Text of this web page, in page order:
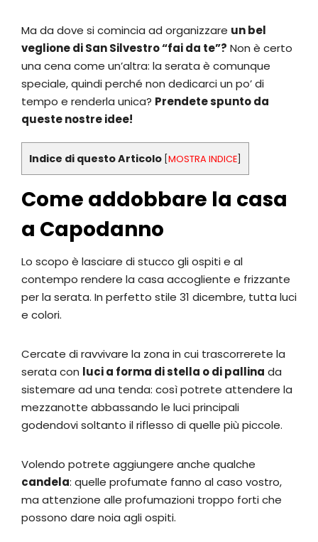
Ma da dove si comincia ad organizzare un bel
veglione di San Silvestro “fai da te”? Non è certo
una cena come un’altra: la serata è comunque
speciale, quindi perché non dedicarci un po’ di
tempo e renderla unica? Prendete spunto da
queste nostre idee!
Indice di questo Articolo MOSTRA INDICE
Come addobbare la casa
a Capodanno
Lo scopo è lasciare di stucco gli ospiti e al
contempo rendere la casa accogliente e frizzante
per la serata. In perfetto stile 31 dicembre, tutta luci
e colori.
Cercate di ravvivare la zona in cui trascorrerete la
serata con luci a forma di stella o di pallina da
sistemare ad una tenda: così potrete attendere la
mezzanotte abbassando le luci principali
godendovi soltanto il riflesso di quelle più piccole.
Volendo potrete aggiungere anche qualche
candela: quelle profumate fanno al caso vostro,
ma attenzione alle profumazioni troppo forti che
possono dare noia agli ospiti.